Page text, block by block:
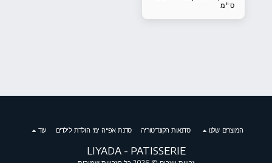
ס"מ
LIYADA - PATISSERIE
המוצרים שלנו סדנאות הקונדיטוריה סדנת אפייה ימי הולדת לילדים עוד